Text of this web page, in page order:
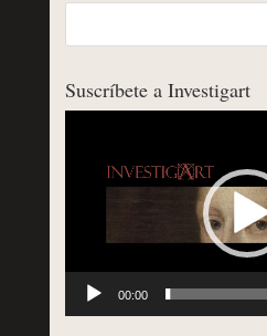
Suscríbete a Investigart
00:00